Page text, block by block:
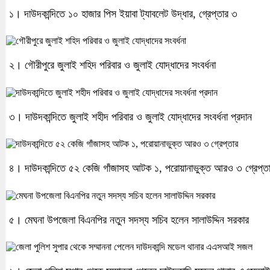
১। দাউদকান্দিতে ১০ হাজার পিস ইয়াবা ট্যাবলেট উদ্ধার, গ্রেপ্তার ৩
২। গৌরীপুরে জুলাই শহিদ পরিবার ও জুলাই যোদ্ধাদের সংবর্ধনা
৩। দাউদকান্দিতে জুলাই শহীদ পরিবার ও জুলাই যোদ্ধাদের সংবর্ধনা প্রদান
৪। দাউদকান্দিতে ৫২ কেজি গাঁজাসহ আটক ১, পরোয়ানাভুক্ত আরও ৩
৫। মেঘনা উপজেলা বিএনপির নতুন সদস্য সচিব হলেন সালাউদ্দিন সরকার